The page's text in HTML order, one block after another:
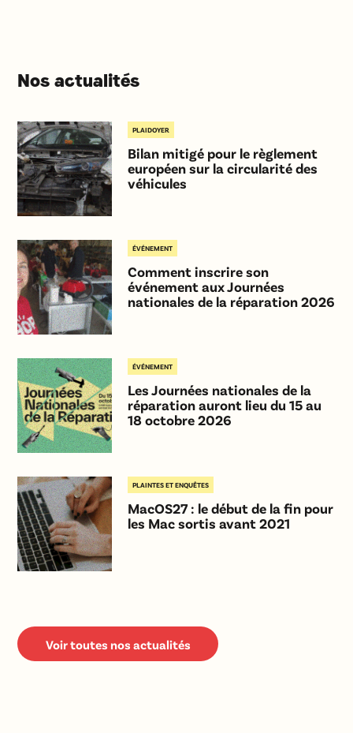
Nos actualités
PLAIDOYER
Bilan mitigé pour le règlement
européen sur la circularité des
véhicules
ÉVÉNEMENT
Comment inscrire son
événement aux Journées
nationales de la réparation 2026
ÉVÉNEMENT
Les Journées nationales de la
réparation auront lieu du 15 au
18 octobre 2026
PLAINTES ET ENQUÊTES
MacOS27 : le début de la fin pour
les Mac sortis avant 2021
Voir toutes nos actualités